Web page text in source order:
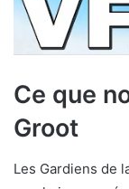
Ce que
Groot
Les Gardiens de